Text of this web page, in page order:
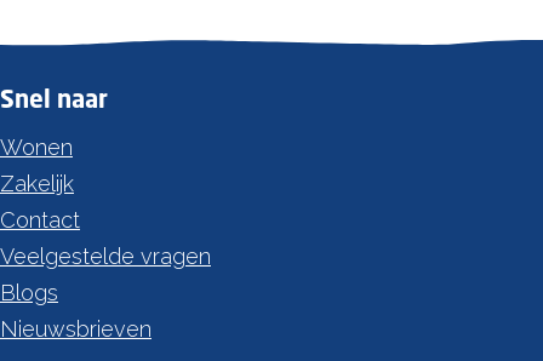
e
g
b
i
e
d
D
e
Snel naar
Wonen
Zakelijk
Contact
Veelgestelde vragen
Blogs
Nieuwsbrieven